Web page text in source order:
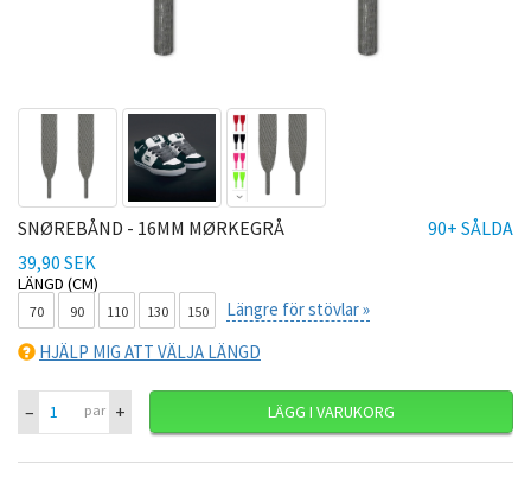
90+ SÅLDA
SNØREBÅND - 16MM MØRKEGRÅ
39,90 SEK
LÄNGD (CM)
70 90 110 130 150
Längre för stövlar »
HJÄLP MIG ATT VÄLJA LÄNGD
– par + LÄGG I VARUKORG